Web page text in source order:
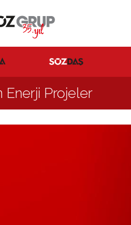
Enerji Projeler